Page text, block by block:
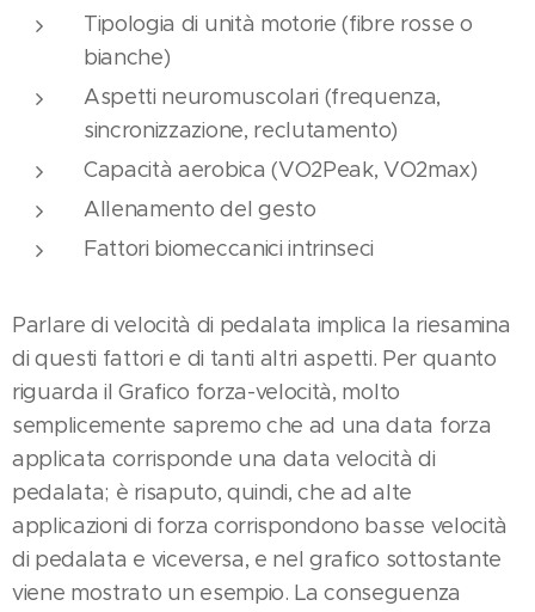
Tipologia di unità motorie (fibre rosse o
bianche)
Aspetti neuromuscolari (frequenza,
sincronizzazione, reclutamento)
Capacità aerobica (VO2Peak, VO2max)
Allenamento del gesto
Fattori biomeccanici intrinseci
Parlare di velocità di pedalata implica la riesamina
di questi fattori e di tanti altri aspetti. Per quanto
riguarda il Grafico forza-velocità, molto
semplicemente sapremo che ad una data forza
applicata corrisponde una data velocità di
pedalata; è risaputo, quindi, che ad alte
applicazioni di forza corrispondono basse velocità
di pedalata e viceversa, e nel grafico sottostante
viene mostrato un esempio. La conseguenza